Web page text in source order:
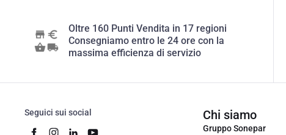
Oltre 160 Punti Vendita in 17 regioni
Consegniamo entro le 24 ore con la
massima efficienza di servizio
Seguici sui social Chi siamo
Gruppo Sonepar